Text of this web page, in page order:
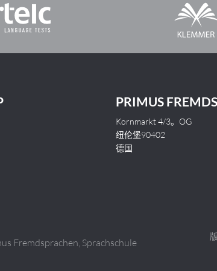
PRIMUS
Kornmarkt 4/3。OG
纽伦堡90402
德国
Fremdsprachen, Sprachschule